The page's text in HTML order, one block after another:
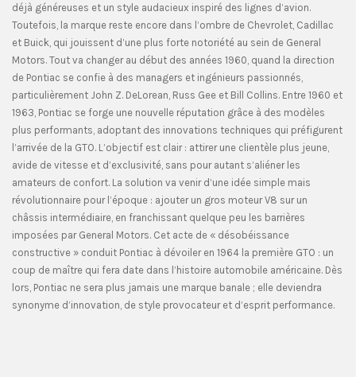
déjà généreuses et un style audacieux inspiré des lignes d’avion.
Toutefois, la marque reste encore dans l’ombre de Chevrolet, Cadillac
et Buick, qui jouissent d’une plus forte notoriété au sein de General
Motors. Tout va changer au début des années 1960, quand la direction
de Pontiac se confie à des managers et ingénieurs passionnés,
particulièrement John Z. DeLorean, Russ Gee et Bill Collins. Entre 1960 et
1963, Pontiac se forge une nouvelle réputation grâce à des modèles
plus performants, adoptant des innovations techniques qui préfigurent
l’arrivée de la GTO. L’objectif est clair : attirer une clientèle plus jeune,
avide de vitesse et d’exclusivité, sans pour autant s’aliéner les
amateurs de confort. La solution va venir d’une idée simple mais
révolutionnaire pour l’époque : ajouter un gros moteur V8 sur un
châssis intermédiaire, en franchissant quelque peu les barrières
imposées par General Motors. Cet acte de « désobéissance
constructive » conduit Pontiac à dévoiler en 1964 la première GTO : un
coup de maître qui fera date dans l’histoire automobile américaine. Dès
lors, Pontiac ne sera plus jamais une marque banale ; elle deviendra
synonyme d’innovation, de style provocateur et d’esprit performance.